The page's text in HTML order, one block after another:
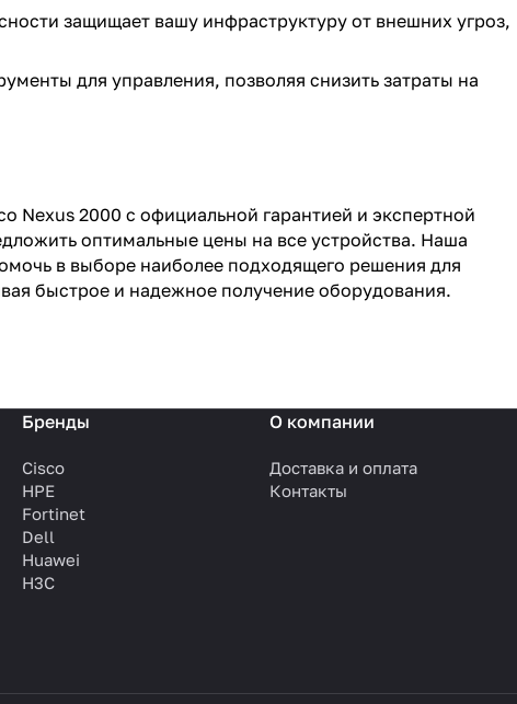
защищает вашу инфраструктуру от внешних угроз,
для управления, позволяя снизить затраты на
Nexus 2000 с официальной гарантией и экспертной
оптимальные цены на все устройства. Наша
в выборе наиболее подходящего решения для
быстрое и надежное получение оборудования.
Бренды
Cisco
HPE
Fortinet
Dell
Huawei
H3C
О компании
Доставка и оплата
Контакты